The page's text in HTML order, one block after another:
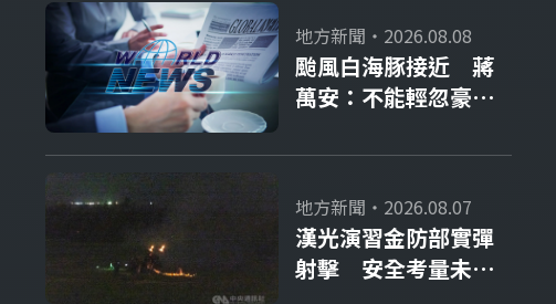
地方新聞・2026.08.08
颱風白海豚接近 蔣
萬安：不能輕忽豪大
地方新聞・2026.08.07
漢光演習金防部實彈
射擊 安全考量未實